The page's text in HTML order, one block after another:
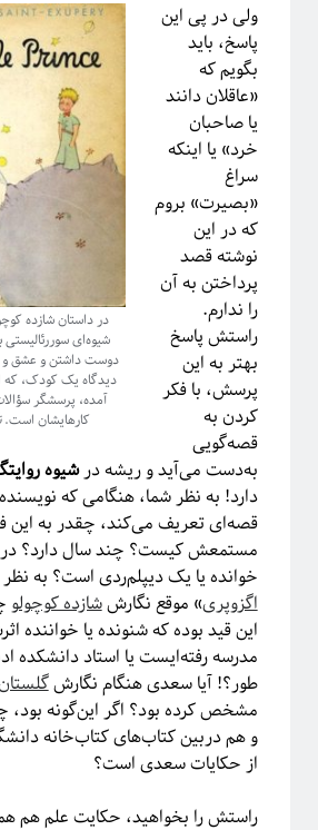
ریچارد فاینمن، فیزیک‌دان تاثیرگذار قرن گذشته
پروژه پیچیدگی برای همه
پشت‌پرده نجوم
در داستان شازده
شیوه‌ای سوررئالیستی
دوست داشتن و عشق و
آمده، پرسشگر
کارهایشان است.
ولی در پی این
پاسخ، باید
بگویم که
«عاقلان دانند
یا صاحبان
خرد» یا اینکه
سراغ
«بصیرت» بروم
که در این
نوشته قصد
پرداختن به آن
را ندارم.
راستش پاسخ
بهتر به این
پرسش، با فکر
کردن به
قصه‌گویی
به‌دست می‌آید و ریشه درشیوه
دارد! به نظر شما، هنگامی که
قصه‌ای تعریف می‌کند، چقدر به این
مستمعش کیست؟ چند سال دارد؟ در
خوانده یا یک دیپلم‌ردی است؟ به
اگزوپری» موقع نگارششازده کوچولو
این قید بوده که شنونده یا خواننده‌
مدرسه رفته‌ایست یا استاد دانشکده
طور؟! آیا سعدی هنگام نگارشگلستان
مشخص‌ کرده بود؟ اگر این‌گونه بود،
و هم دربین کتاب‌های کتاب‌خانه
از حکایات سعدی است؟
راستش را بخواهید، حکایت علم هم